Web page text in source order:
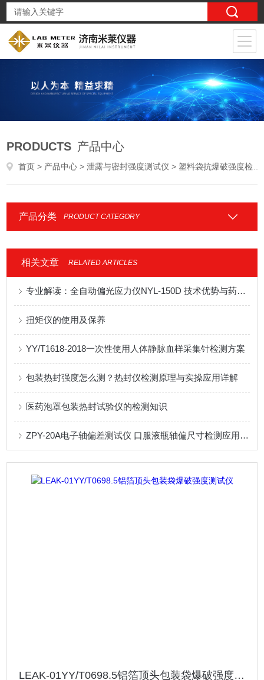
PRODUCTS 产品中心
首页 > 产品中心 >泄露与密封强度测试仪 > 塑料袋抗爆破强度检测仪
产品分类 PRODUCT CATEGORY
相关文章 RELATED ARTICLES
专业解读：全自动偏光应力仪NYL-150D 技术优势与药包材检测应用解析
扭矩仪的使用及保养
YY/T1618-2018一次性使用人体静脉血样采集针检测方案
包装热封强度怎么测？热封仪检测原理与实操应用详解
医药泡罩包装热封试验仪的检测知识
ZPY-20A电子轴偏差测试仪 口服液瓶轴偏尺寸检测应用方案
LEAK-01YY/T0698.5铝箔顶头包装袋爆破强度测试仪